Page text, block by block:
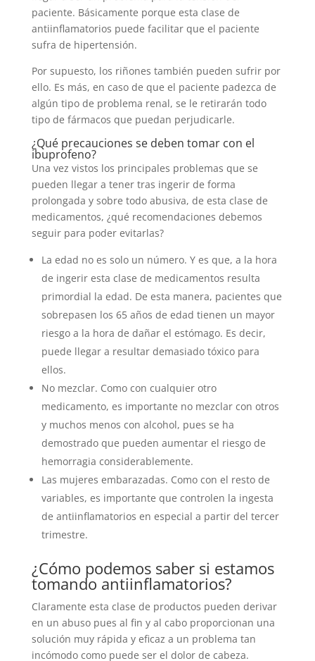
paciente. Básicamente porque esta clase de
antiinflamatorios puede facilitar que el paciente
sufra de hipertensión.
Por supuesto, los riñones también pueden sufrir por
ello. Es más, en caso de que el paciente padezca de
algún tipo de problema renal, se le retirarán todo
tipo de fármacos que puedan perjudicarle.
¿Qué precauciones se deben tomar con el
ibuprofeno?
Una vez vistos los principales problemas que se
pueden llegar a tener tras ingerir de forma
prolongada y sobre todo abusiva, de esta clase de
medicamentos, ¿qué recomendaciones debemos
seguir para poder evitarlas?
La edad no es solo un número. Y es que, a la hora
de ingerir esta clase de medicamentos resulta
primordial la edad. De esta manera, pacientes que
sobrepasen los 65 años de edad tienen un mayor
riesgo a la hora de dañar el estómago. Es decir,
puede llegar a resultar demasiado tóxico para
ellos.
No mezclar. Como con cualquier otro
medicamento, es importante no mezclar con otros
y muchos menos con alcohol, pues se ha
demostrado que pueden aumentar el riesgo de
hemorragia considerablemente.
Las mujeres embarazadas. Como con el resto de
variables, es importante que controlen la ingesta
de antiinflamatorios en especial a partir del tercer
trimestre.
¿Cómo podemos saber si estamos
tomando antiinflamatorios?
Claramente esta clase de productos pueden derivar
en un abuso pues al fin y al cabo proporcionan una
solución muy rápida y eficaz a un problema tan
incómodo como puede ser el dolor de cabeza.